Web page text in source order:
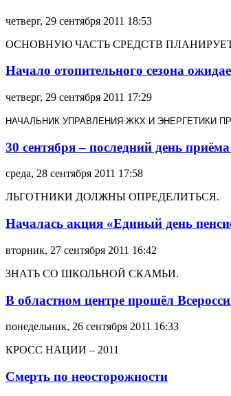
четверг, 29 сентября 2011 18:53
ОСНОВНУЮ ЧАСТЬ СРЕДСТВ
Начало отопительного сезона
четверг, 29 сентября 2011 17:29
НАЧАЛЬНИК УПРАВЛЕНИЯ ЖКХ И ЭНЕРГЕТИКИ
30 сентября – последний день
среда, 28 сентября 2011 17:58
ЛЬГОТНИКИ ДОЛЖНЫ ОПРЕДЕЛИТЬСЯ.
Началась акция «Единый день
вторник, 27 сентября 2011 16:42
ЗНАТЬ СО ШКОЛЬНОЙ СКАМЬИ.
В областном центре прошёл
понедельник, 26 сентября 2011 16:33
КРОСС НАЦИИ – 2011
Смерть по неосторожности